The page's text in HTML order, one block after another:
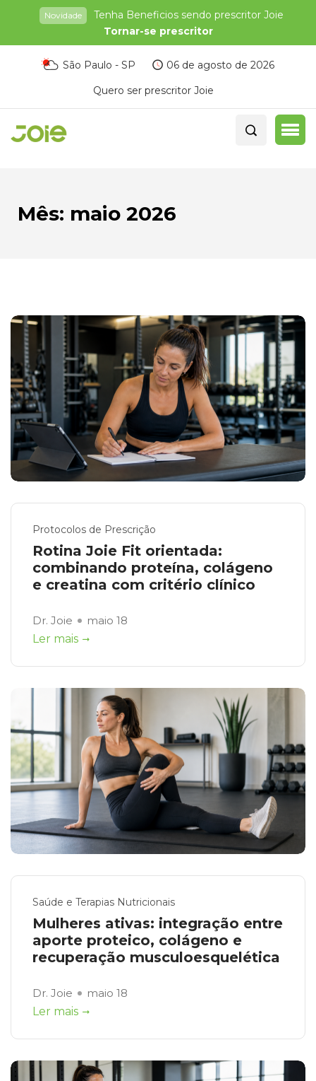
Novidade
Tenha Beneficios sendo prescritor Joie
Tornar-se prescritor
São Paulo - SP
06 de agosto de 2026
Quero ser prescritor Joie
Mês: maio 2026
Protocolos de Prescrição
Rotina Joie Fit orientada:
combinando proteína, colágeno
e creatina com critério clínico
Dr. Joie
maio 18
Ler mais
Saúde e Terapias Nutricionais
Mulheres ativas: integração entre
aporte proteico, colágeno e
recuperação musculoesquelética
Dr. Joie
maio 18
Ler mais